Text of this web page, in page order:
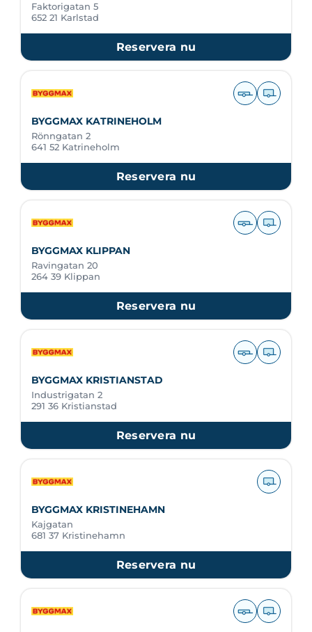
Faktorigatan 5
652 21 Karlstad
Reservera nu
BYGGMAX KATRINEHOLM
Rönngatan 2
641 52 Katrineholm
Reservera nu
BYGGMAX KLIPPAN
Ravingatan 20
264 39 Klippan
Reservera nu
BYGGMAX KRISTIANSTAD
Industrigatan 2
291 36 Kristianstad
Reservera nu
BYGGMAX KRISTINEHAMN
Kajgatan
681 37 Kristinehamn
Reservera nu